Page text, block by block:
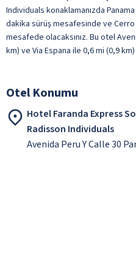
Individuals konaklamanızda
dakika sürüş mesafesinde ve Cerro
mesafede olacaksınız. Bu otel
km) ve Via Espana ile 0,6 mi (0,9
Otel Konumu
Hotel Faranda Express
Radisson Individuals
Avenida Peru Y Calle 30